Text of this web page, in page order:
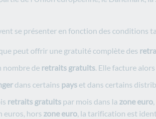
se présenter en fonction des conditions
peut offrir une gratuité complète des
nombre de retraits gratuits. Elle facture alors
dans certains pays et dans certains
retraits gratuits par mois dans la zone euro
euros, hors zone euro, la tarification est